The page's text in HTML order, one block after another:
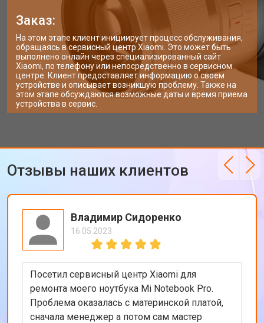
Заказ:
На этом этапе клиент инициирует процесс обслуживания,
обращаясь в сервисный центр Xiaomi. Это может быть
выполнено онлайн через специализированный сайт
Xiaomi, по телефону или непосредственно в сервисном
центре. Клиент предоставляет информацию о своем
устройстве и описывает возникшую проблему. Также на
этом этапе обсуждаются возможные даты и время приема
устройства в сервис.
Отзывы наших клиентов
Владимир Сидоренко
16.05.2023
Посетил сервисный центр Xiaomi для
ремонта моего ноутбука Mi Notebook Pro.
Проблема оказалась с материнской платой,
сначала менеджер а потом сам мастер